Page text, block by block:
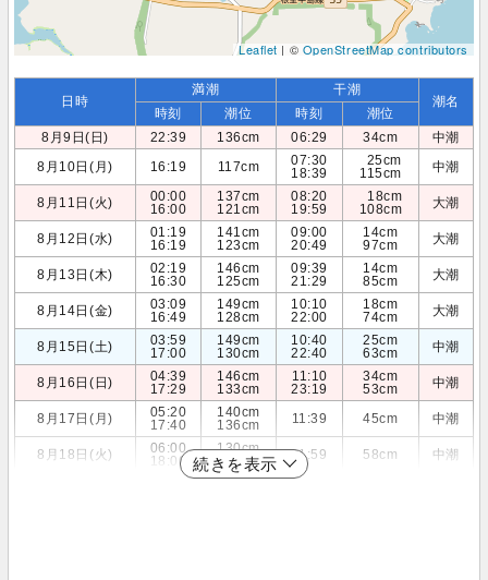
Leaflet | © OpenStreetMap contributors
日時
満潮 干潮
潮名
時刻 潮位 時刻
潮位
8月9日(日)
22:39 136cm 06:29 34cm
中潮
8月10日(月)
16:19 117cm
07:30
18:39
25cm
115cm
中潮
8月11日(火)
00:00
16:00
137cm
121cm
08:20
19:59
18cm
108cm
大潮
8月12日(水)
01:19
16:19
141cm
123cm
09:00
20:49
14cm
97cm
大潮
8月13日(木)
02:19
16:30
146cm
125cm
09:39
21:29
14cm
85cm
大潮
8月14日(金)
03:09
16:49
149cm
128cm
10:10
22:00
18cm
74cm
大潮
8月15日(土)
03:59
17:00
149cm
130cm
10:40
22:40
25cm
63cm
中潮
8月16日(日)
04:39
17:29
146cm
133cm
11:10
23:19
34cm
53cm
中潮
8月17日(月)
05:20
17:40
140cm
136cm
11:39 45cm 中潮
8月18日(火)
06:00
18:00
130cm
139cm
11:59 58cm 中潮
続きを表示